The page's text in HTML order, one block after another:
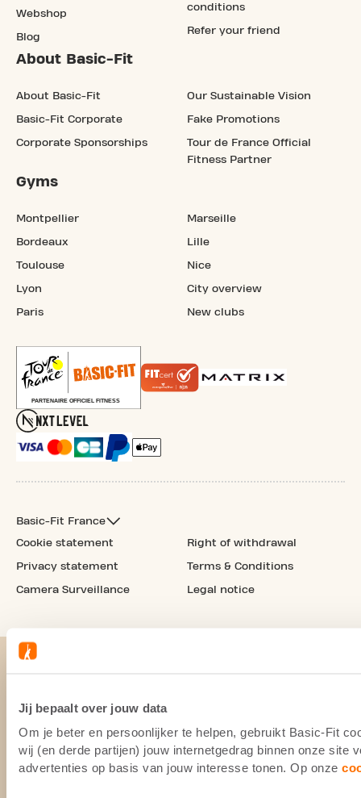
Jij bepaalt over jouw data
Om je beter en persoonlijker te helpen, gebruikt Basic-Fit
wij (en derde partijen) jouw internetgedrag binnen onze site
advertenties op basis van jouw interesse tonen. Op onze
Webshop
Blog
conditions
Refer your friend
About Basic-Fit
About Basic-Fit
Basic-Fit Corporate
Corporate Sponsorships
Our Sustainable Vision
Fake Promotions
Tour de France Official
Fitness Partner
Gyms
Montpellier
Bordeaux
Toulouse
Lyon
Paris
Marseille
Lille
Nice
City overview
New clubs
Basic-Fit France
Cookie statement
Privacy statement
Camera Surveillance
Right of withdrawal
Terms & Conditions
Legal notice